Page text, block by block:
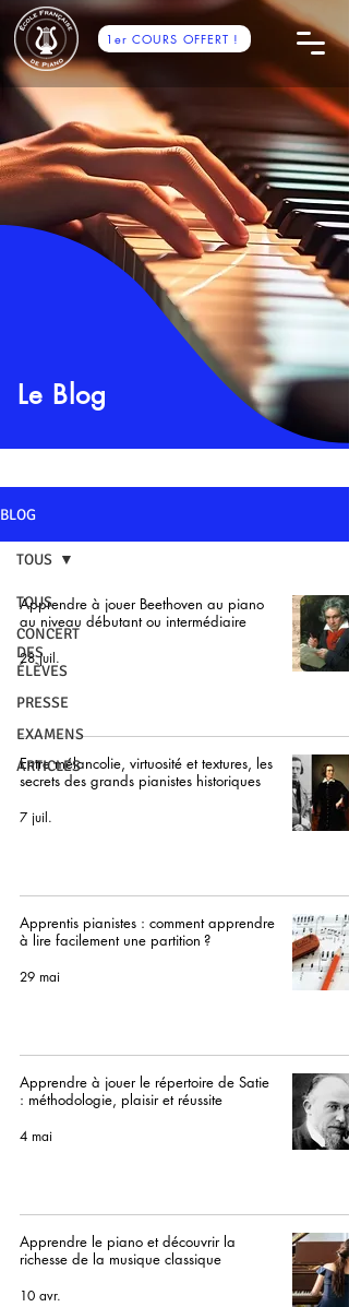
1er COURS OFFERT !
Le Blog
BLOG
TOUS
CONCERT
DES
ÉLÈVES
PRESSE
EXAMENS
ARTICLES
TOUS
Apprendre à jouer Beethoven au piano
au niveau débutant ou intermédiaire
28 juil.
Entre mélancolie, virtuosité et textures, les
secrets des grands pianistes historiques
7 juil.
Apprentis pianistes : comment apprendre
à lire facilement une partition ?
29 mai
Apprendre à jouer le répertoire de Satie
: méthodologie, plaisir et réussite
4 mai
Apprendre le piano et découvrir la
richesse de la musique classique
10 avr.